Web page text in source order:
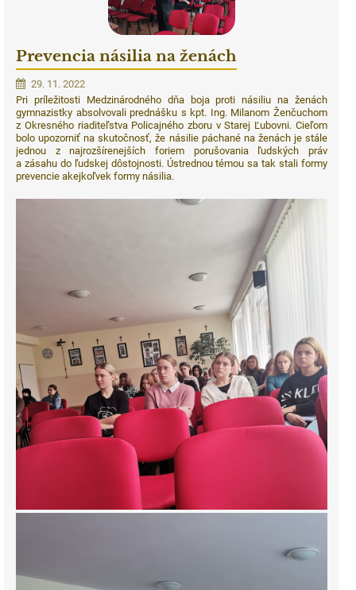
Prevencia násilia na ženách
29. 11. 2022
Pri príležitosti Medzinárodného dňa boja proti násiliu na ženách
gymnazistky absolvovali prednášku s kpt. Ing. Milanom Ženčuchom
z Okresného riaditeľstva Policajného zboru v Starej Ľubovni. Cieľom
bolo upozorniť na skutočnosť, že násilie páchané na ženách je stále
jednou z najrozšírenejších foriem porušovania ľudských práv
a zásahu do ľudskej dôstojnosti. Ústrednou témou sa tak stali formy
prevencie akejkoľvek formy násilia.